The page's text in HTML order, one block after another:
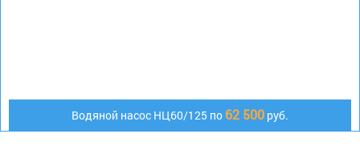
Водяной насос НЦ60/125 по 62 500 руб.